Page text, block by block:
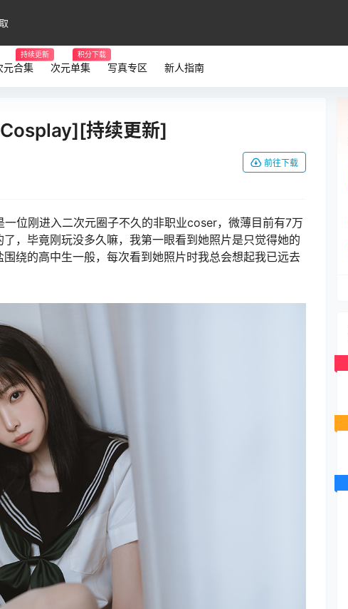
元合集
持续更新
次元单集
积分下载
写真专区 新人指南
持续更新]
前往下载
位刚进入二次元圈子不久的非职业coser，微薄目前有7万
，毕竟刚玩没多久嘛，我第一眼看到她照片是只觉得她的
绕的高中生一般，每次看到她照片时我总会想起我已远去